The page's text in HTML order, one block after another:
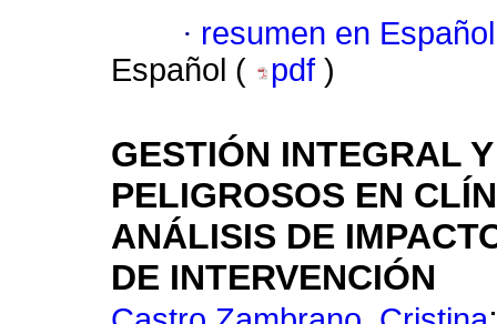
· resumen en Español
Español (
pdf )
GESTIÓN INTEGRAL
PELIGROSOS EN
ANÁLISIS DE
DE INTERVENCIÓN